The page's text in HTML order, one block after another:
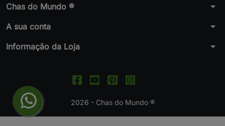
Chas do Mundo ® arrow_drop_down
A sua conta arrow_drop_down
Informação da Loja arrow_drop_down
2026 - Chas do Mundo ®